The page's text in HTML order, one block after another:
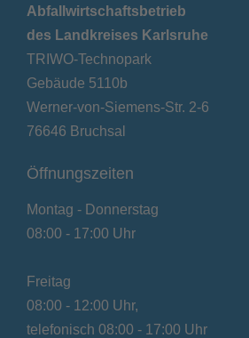
Abfallwirtschaftsbetrieb
des Landkreises Karlsruhe
TRIWO-Technopark
Gebäude 5110b
Werner-von-Siemens-Str. 2-6
76646 Bruchsal
Öffnungszeiten
Montag - Donnerstag
08:00 - 17:00 Uhr
Freitag
08:00 - 12:00 Uhr,
telefonisch 08:00 - 17:00 Uhr